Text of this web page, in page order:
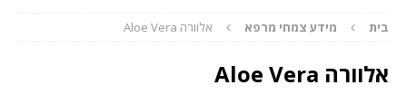
בית מידע צמחי מרפא אלוורה Aloe Vera
אלוורה Aloe Vera